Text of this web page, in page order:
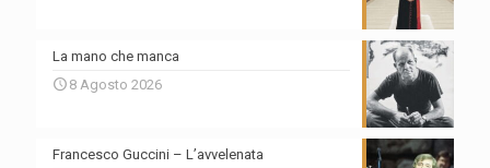
La mano che manca
8 Agosto 2026
Francesco Guccini – L’avvelenata